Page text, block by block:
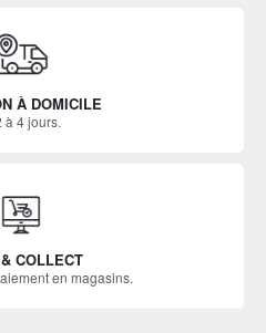
À DOMICILE
à 4 jours.
COLLECT
en magasins.